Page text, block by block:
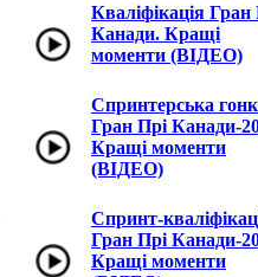
Кваліфікація Гран
Канади. Кращі
моменти (ВІДЕО)
Спринтерська
Гран Прі Канади-
Кращі моменти
(ВІДЕО)
Спринт-
Гран Прі Канади-
Кращі моменти